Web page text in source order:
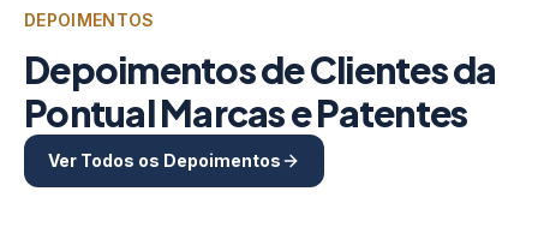
DEPOIMENTOS
Depoimentos de Clientes da
Pontual Marcas e Patentes
Ver Todos os Depoimentos